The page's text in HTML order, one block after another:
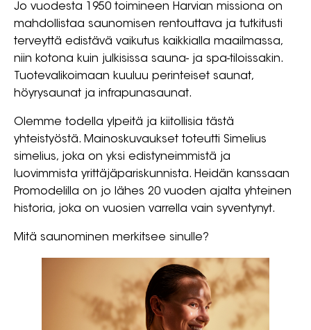
Jo vuodesta 1950 toimineen Harvian missiona on
mahdollistaa saunomisen rentouttava ja tutkitusti
terveyttä edistävä vaikutus kaikkialla maailmassa,
niin kotona kuin julkisissa sauna- ja spa-tiloissakin.
Tuotevalikoimaan kuuluu perinteiset saunat,
höyrysaunat ja infrapunasaunat.
Olemme todella ylpeitä ja kiitollisia tästä
yhteistyöstä. Mainoskuvaukset toteutti Simelius
simelius, joka on yksi edistyneimmistä ja
luovimmista yrittäjäpariskunnista. Heidän kanssaan
Promodelilla on jo lähes 20 vuoden ajalta yhteinen
historia, joka on vuosien varrella vain syventynyt.
Mitä saunominen merkitsee sinulle?